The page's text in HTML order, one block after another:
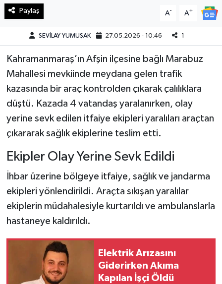
Paylaş A- A+
SEVİLAY YUMUŞAK 27.05.2026 - 10:46 1
Kahramanmaraş’ın Afşin ilçesine bağlı Marabuz
Mahallesi mevkiinde meydana gelen trafik
kazasında bir araç kontrolden çıkarak çalılıklara
düştü. Kazada 4 vatandaş yaralanırken, olay
yerine sevk edilen itfaiye ekipleri yaralıları araçtan
çıkararak sağlık ekiplerine teslim etti.
Ekipler Olay Yerine Sevk Edildi
İhbar üzerine bölgeye itfaiye, sağlık ve jandarma
ekipleri yönlendirildi. Araçta sıkışan yaralılar
ekiplerin müdahalesiyle kurtarıldı ve ambulanslarla
hastaneye kaldırıldı.
Elektrik Arızasını
Giderirken Akıma
Kapılan İşçi Öldü
Sağlık
Spor
SürManşet
Yaşam
KAHRAMANMARAŞ